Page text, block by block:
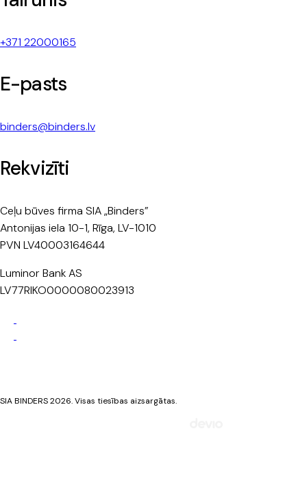
+371 22000165
E-pasts
binders@binders.lv
Rekvizīti
Ceļu būves firma SIA „Binders”
Antonijas iela 10-1, Rīga, LV-1010
PVN LV40003164644
Luminor Bank AS
LV77RIKO0000080023913
SIA BINDERS 2026. Visas tiesības aizsargātas.